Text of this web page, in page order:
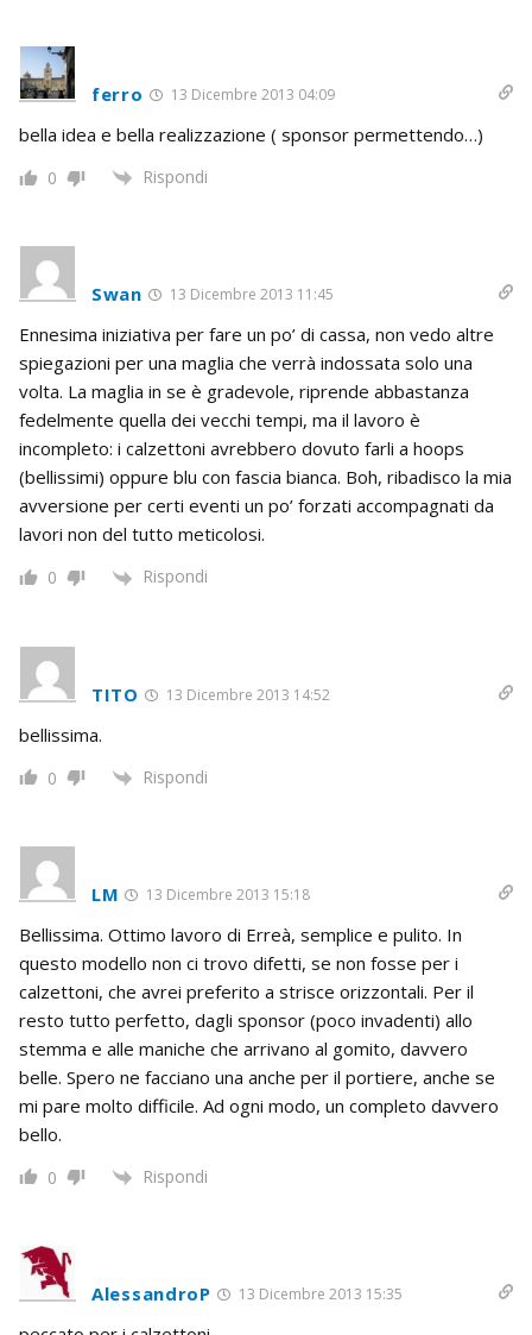
ferro 13 Dicembre 2013 04:09
bella idea e bella realizzazione ( sponsor permettendo…)
0 Rispondi
Swan 13 Dicembre 2013 11:45
Ennesima iniziativa per fare un po’ di cassa, non vedo altre
spiegazioni per una maglia che verrà indossata solo una
volta. La maglia in se è gradevole, riprende abbastanza
fedelmente quella dei vecchi tempi, ma il lavoro è
incompleto: i calzettoni avrebbero dovuto farli a hoops
(bellissimi) oppure blu con fascia bianca. Boh, ribadisco la mia
avversione per certi eventi un po’ forzati accompagnati da
lavori non del tutto meticolosi.
0 Rispondi
TITO 13 Dicembre 2013 14:52
bellissima.
0 Rispondi
LM 13 Dicembre 2013 15:18
Bellissima. Ottimo lavoro di Erreà, semplice e pulito. In
questo modello non ci trovo difetti, se non fosse per i
calzettoni, che avrei preferito a strisce orizzontali. Per il
resto tutto perfetto, dagli sponsor (poco invadenti) allo
stemma e alle maniche che arrivano al gomito, davvero
belle. Spero ne facciano una anche per il portiere, anche se
mi pare molto difficile. Ad ogni modo, un completo davvero
bello.
0 Rispondi
AlessandroP 13 Dicembre 2013 15:35